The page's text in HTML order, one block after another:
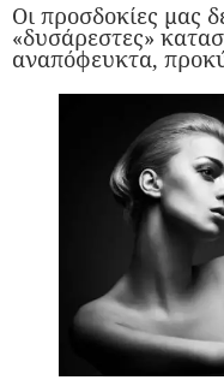
Οι προσδοκίες μας
«δυσάρεστες»
αναπόφευκτα,